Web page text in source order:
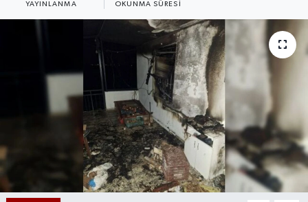
YAYINLANMA OKUNMA SÜRESI